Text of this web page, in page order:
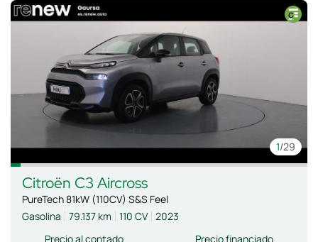
1/29
Citroën C3 Aircross
PureTech 81kW (110CV) S&S Feel
Gasolina
79.137 km 110 CV 2023
Precio al contado
Precio financiado